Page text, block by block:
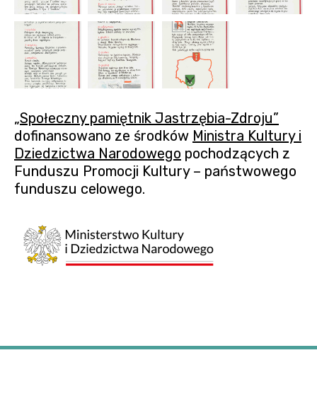
„Społeczny pamiętnik Jastrzębia-Zdroju”
dofinansowano ze środków Ministra Kultury i
Dziedzictwa Narodowego pochodzących z
Funduszu Promocji Kultury – państwowego
funduszu celowego.